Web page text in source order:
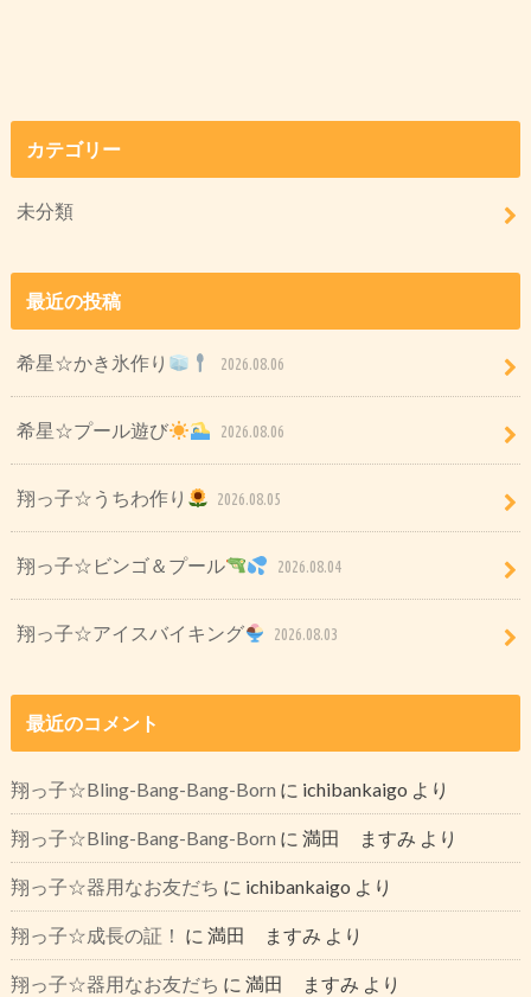
カテゴリー
未分類
最近の投稿
希星☆かき氷作り 2026.08.06
希星☆プール遊び 2026.08.06
翔っ子☆うちわ作り 2026.08.05
翔っ子☆ビンゴ＆プール 2026.08.04
翔っ子☆アイスバイキング 2026.08.03
最近のコメント
翔っ子☆Bling-Bang-Bang-Born に ichibankaigo より
翔っ子☆Bling-Bang-Bang-Born に 満田 ますみ より
翔っ子☆器用なお友だち に ichibankaigo より
翔っ子☆成長の証！ に 満田 ますみ より
翔っ子☆器用なお友だち に 満田 ますみ より